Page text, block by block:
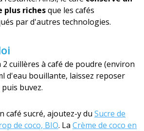
plus richesque les cafés
par d'autres technologies.
cuillères à café de poudre (environ
d'eau bouillante, laissez reposer
buvez.
café sucré, ajoutez-y du Sucre de
de coco, BIO. La Crème de coco en